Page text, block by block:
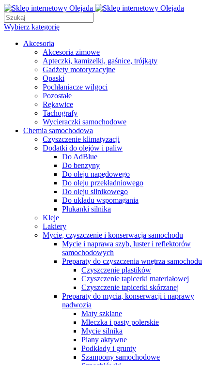
Wybierz kategorię
Akcesoria
Akcesoria zimowe
Apteczki, kamizelki, gaśnice, trójkąty
Gadżety motoryzacyjne
Opaski
Pochłaniacze wilgoci
Pozostałe
Rękawice
Tachografy
Wycieraczki samochodowe
Chemia samochodowa
Czyszczenie klimatyzacji
Dodatki do olejów i paliw
Do AdBlue
Do benzyny
Do oleju napędowego
Do oleju przekładniowego
Do oleju silnikowego
Do układu wspomagania
Płukanki silnika
Kleje
Lakiery
Mycie, czyszczenie i konserwacja samochodu
Mycie i naprawa szyb, luster i reflektorów
samochodowych
Preparaty do czyszczenia wnętrza samochodu
Czyszczenie plastików
Czyszczenie tapicerki materiałowej
Czyszczenie tapicerki skórzanej
Preparaty do mycia, konserwacji i naprawy
nadwozia
Maty szklane
Mleczka i pasty polerskie
Mycie silnika
Piany aktywne
Podkłady i grunty
Szampony samochodowe